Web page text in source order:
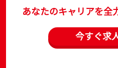
あなたのキャリアを全
今すぐ求